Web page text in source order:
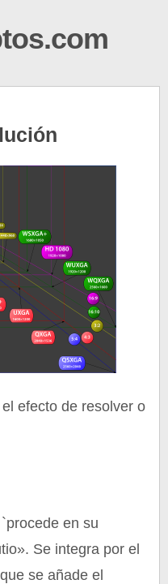
efecto de resolver o
en su
Se integra por el
se añade el